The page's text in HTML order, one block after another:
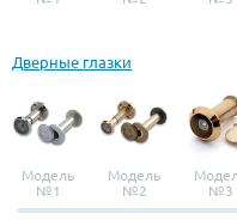
Дверные глазки
Модель
№1
Модель
№2
№3